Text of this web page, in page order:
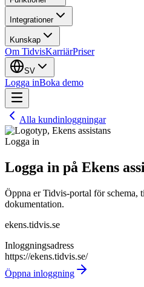
Integrationer
Kunskap
Om TidvisKarriärPriser
SV
Logga inBoka demo
Alla kundinloggningar
Logga in
Logga in på Ekens
Öppna er Tidvis-portal för schema,
dokumentation.
ekens.tidvis.se
Inloggningsadress
https://ekens.tidvis.se/
Öppna inloggning